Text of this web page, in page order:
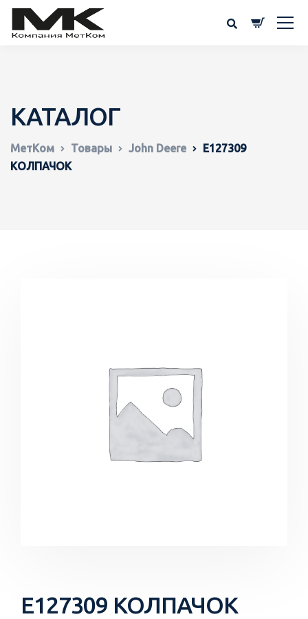
КАТАЛОГ
МетКом Товары John Deere
E127309
КОЛПАЧОК
E127309 КОЛПАЧОК